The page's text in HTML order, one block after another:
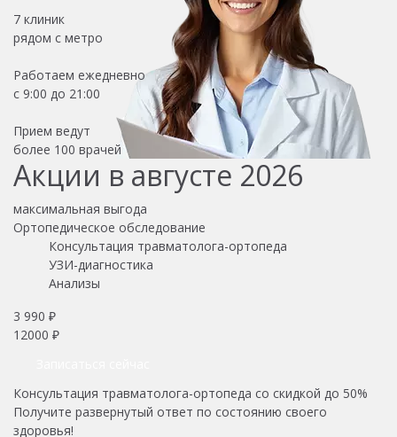
7 клиник
рядом с метро
Работаем ежедневно
с 9:00 до 21:00
Прием ведут
более 100 врачей
Акции в августе 2026
максимальная выгода
Ортопедическое обследование
Консультация травматолога-ортопеда
УЗИ-диагностика
Анализы
3 990 ₽
12000 ₽
Консультация травматолога-ортопеда со скидкой до 50%
Получите развернутый ответ по состоянию своего
здоровья!